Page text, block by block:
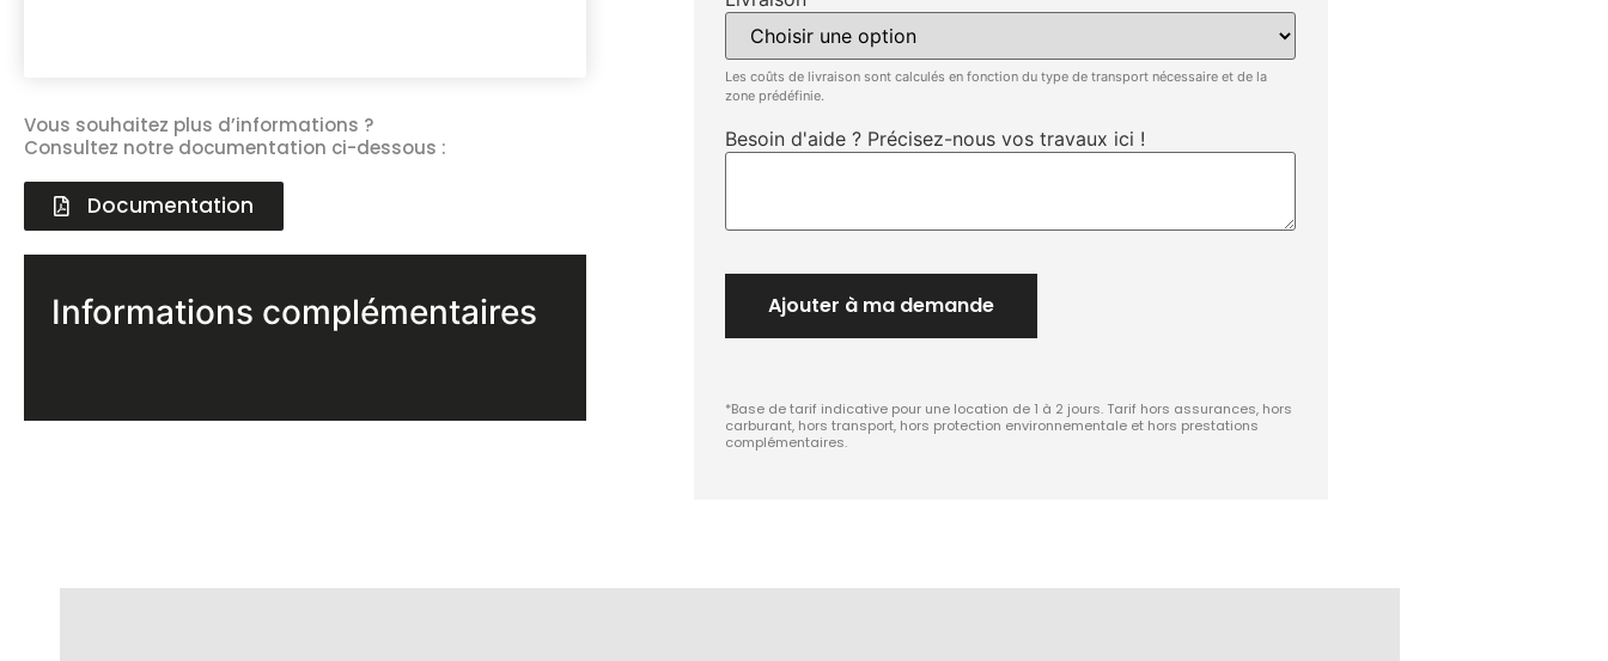
Vous souhaitez plus d’informations ?
Consultez notre documentation ci-dessous :
Documentation
Informations complémentaires
Les coûts de livraison sont calculés en fonction du type de transport nécessaire et de la
zone prédéfinie.
Besoin d'aide ? Précisez-nous vos travaux ici !
Ajouter à ma demande
*Base de tarif indicative pour une location de 1 à 2 jours. Tarif hors assurances, hors
carburant, hors transport, hors protection environnementale et hors prestations
complémentaires.